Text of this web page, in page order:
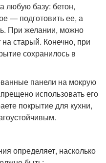
любую базу: бетон,
— подготовить ее, а
При желании, можно
старый. Конечно, при
сохранилось в
панели на мокрую
использовать его
покрытие для кухни,
определяет, насколько